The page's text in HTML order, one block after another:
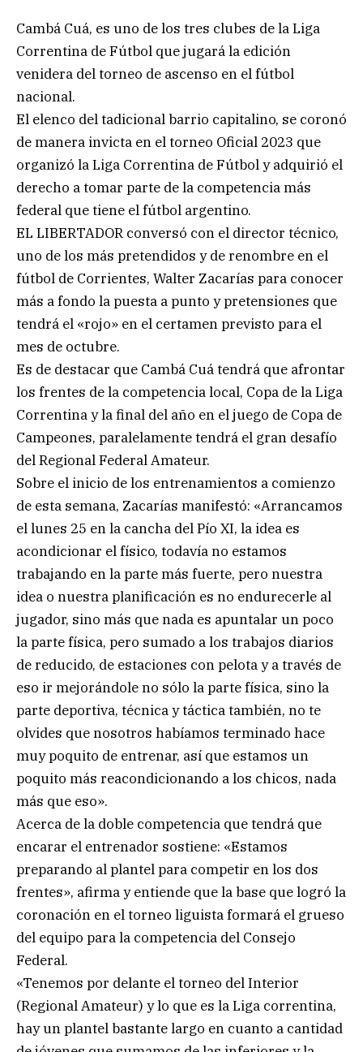
Cambá Cuá, es uno de los tres clubes de la Liga
Correntina de Fútbol que jugará la edición
venidera del torneo de ascenso en el fútbol
nacional.
El elenco del tadicional barrio capitalino, se coronó
de manera invicta en el torneo Oficial 2023 que
organizó la Liga Correntina de Fútbol y adquirió el
derecho a tomar parte de la competencia más
federal que tiene el fútbol argentino.
EL LIBERTADOR conversó con el director técnico,
uno de los más pretendidos y de renombre en el
fútbol de Corrientes, Walter Zacarías para conocer
más a fondo la puesta a punto y pretensiones que
tendrá el «rojo» en el certamen previsto para el
mes de octubre.
Es de destacar que Cambá Cuá tendrá que afrontar
los frentes de la competencia local, Copa de la Liga
Correntina y la final del año en el juego de Copa de
Campeones, paralelamente tendrá el gran desafío
del Regional Federal Amateur.
Sobre el inicio de los entrenamientos a comienzo
de esta semana, Zacarías manifestó: «Arrancamos
el lunes 25 en la cancha del Pío XI, la idea es
acondicionar el físico, todavía no estamos
trabajando en la parte más fuerte, pero nuestra
idea o nuestra planificación es no endurecerle al
jugador, sino más que nada es apuntalar un poco
la parte física, pero sumado a los trabajos diarios
de reducido, de estaciones con pelota y a través de
eso ir mejorándole no sólo la parte física, sino la
parte deportiva, técnica y táctica también, no te
olvides que nosotros habíamos terminado hace
muy poquito de entrenar, así que estamos un
poquito más reacondicionando a los chicos, nada
más que eso».
Acerca de la doble competencia que tendrá que
encarar el entrenador sostiene: «Estamos
preparando al plantel para competir en los dos
frentes», afirma y entiende que la base que logró la
coronación en el torneo liguista formará el grueso
del equipo para la competencia del Consejo
Federal.
«Tenemos por delante el torneo del Interior
(Regional Amateur) y lo que es la Liga correntina,
hay un plantel bastante largo en cuanto a cantidad